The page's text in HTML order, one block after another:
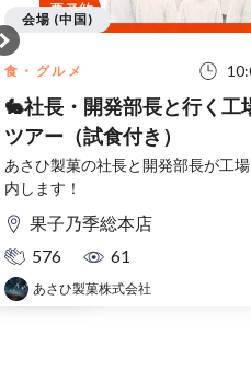
10:00 開始
錦果
作り教室
食・グルメ
🐇社長・開発部長と行く工
ツアー（試食付き）
あさひ製菓の社長と開発部長が工
内します！
果子乃季総本店
576
61
あさひ製菓株式会社
会場 (中国)